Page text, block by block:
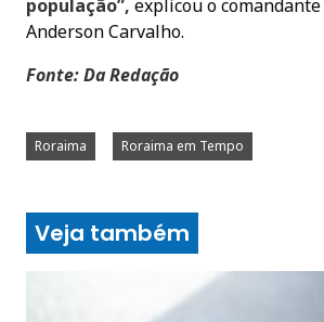
população”, explicou o comandante
Anderson Carvalho.
Fonte: Da Redação
Roraima Roraima em Tempo
Veja também